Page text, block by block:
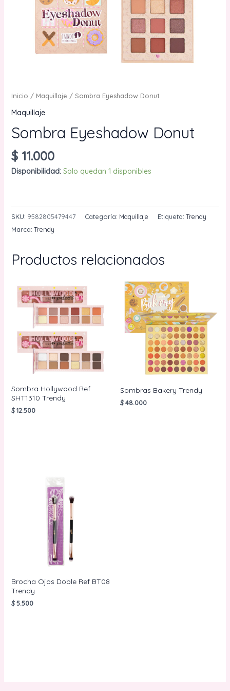
Inicio / Maquillaje / Sombra Eyeshadow Donut
Maquillaje
Sombra Eyeshadow Donut
$11.000
Disponibilidad: Solo quedan 1 disponibles
Donut
cantidad
SKU: 9582805479447 Categoría: Maquillaje Etiqueta: Trendy
Marca: Trendy
Productos relacionados
Sombra Hollywood Ref
SHT1310 Trendy
$12.500
Sombras Bakery Trendy
$48.000
Brocha Ojos Doble Ref BT08
Trendy
$5.500